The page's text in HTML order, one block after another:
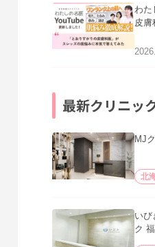
わた
皮膚
ッズ
最新クリニッ
MJ
北
いび
ク